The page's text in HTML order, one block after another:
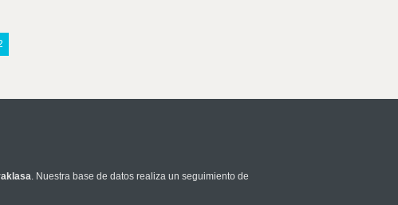
. Nuestra base de datos realiza un seguimiento de